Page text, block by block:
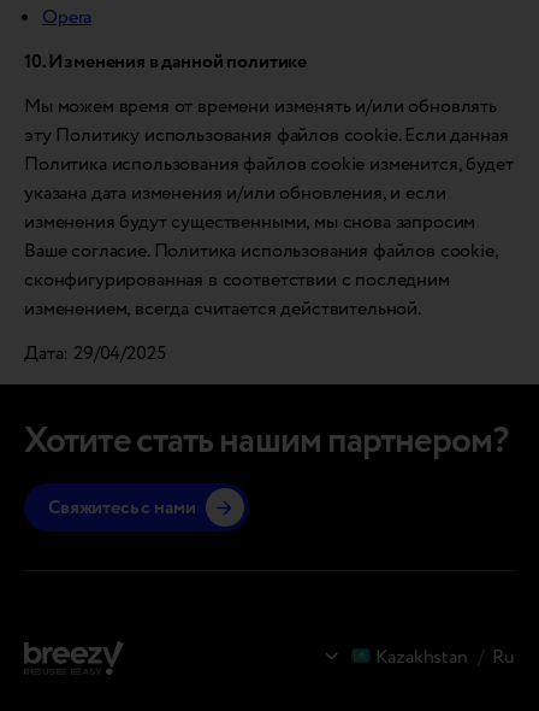
Opera
10. Изменения в данной политике
Мы можем время от времени изменять и/или обновлять
эту Политику использования файлов cookie. Если данная
Политика использования файлов cookie изменится, будет
указана дата изменения и/или обновления, и если
изменения будут существенными, мы снова запросим
Ваше согласие. Политика использования файлов cookie,
сконфигурированная в соответствии с последним
изменением, всегда считается действительной.
Дата: 29/04/2025
Kazakhstan / Ru
Хотите стать нашим партнером?
Свяжитесь с нами